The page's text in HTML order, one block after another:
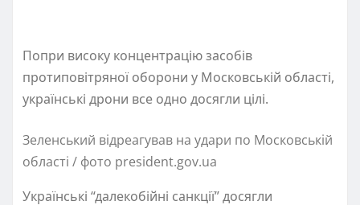
Попри високу концентрацію засобів
протиповітряної оборони у Московській області,
українські дрони все одно досягли цілі.
Зеленський відреагував на удари по Московській
області / фото president.gov.ua
Українські “далекобійні санкції” досягли